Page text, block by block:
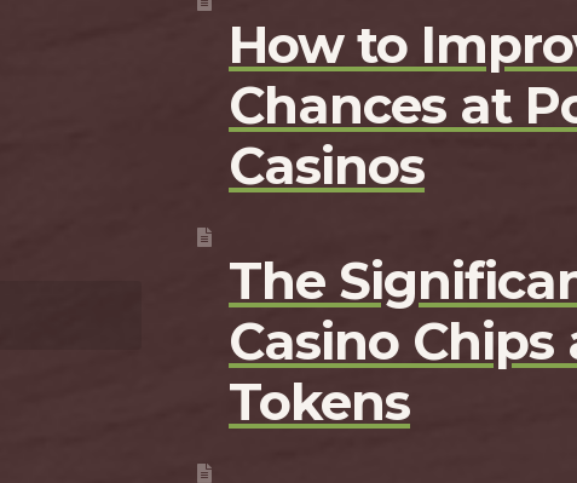
How to
Chances at
Casinos
The
Casino Chips
Tokens